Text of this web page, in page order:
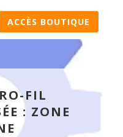
ACCÈS BOUTIQUE
FIL
: ZONE